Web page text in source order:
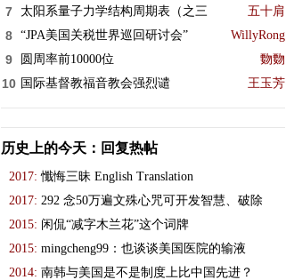
7 太阳系量子力学结构周期表（之三 五十肩
8 “JPA美国关税世界巡回研讨会” WillyRong
9 圆周率前10000位 覅覅
10 国际基督教福音教会强烈谴 王玉芳
历史上的今天：回复热帖
2017: 懺悔三昧 English Translation
2017: 292 念50万遍文殊心咒可开发智慧、破除
2015: 闲侃“减字木兰花”这个词牌
2015: mingcheng99：也谈谈美国医院的输液
2014: 南韩与美国是不是制度上比中国先进？